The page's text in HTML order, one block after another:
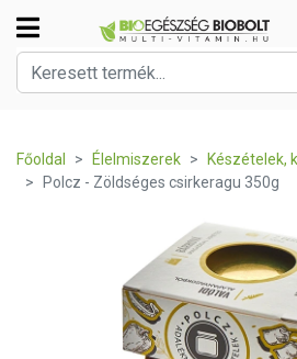
Főoldal Élelmiszerek
Készételek,
Polcz - Zöldséges csirkeragu 350g